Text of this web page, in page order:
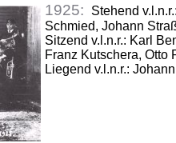
1925:
Stehend
Schmied, Johann
Sitzend v.l.n.r.: Karl
Franz Kutschera, Otto
Liegend v.l.n.r.: